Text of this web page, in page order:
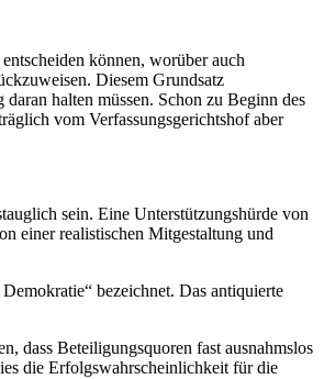
können, worüber auch
Diesem Grundsatz
halten müssen. Schon zu Beginn des
vom Verfassungsgerichtshof aber
sein. Eine Unterstützungshürde von
einer realistischen Mitgestaltung und
bezeichnet. Das antiquierte
dass Beteiligungsquoren fast ausnahmslos
die Erfolgswahrscheinlichkeit für die